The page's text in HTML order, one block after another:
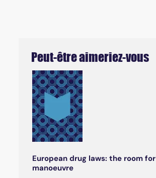
Peut-être aimeriez-vous
European drug laws: the room for
manoeuvre